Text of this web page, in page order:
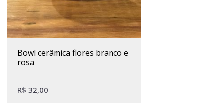
bowl cerâmica flores branco e
rosa
R$ 32,00